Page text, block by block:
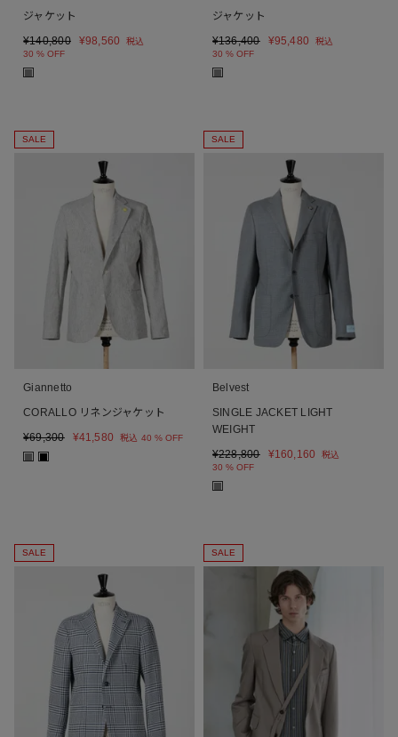
ジャケット
¥140,800 ¥98,560
税込
30 % OFF
■
ジャケット
¥136,400 ¥95,480
税込
30 % OFF
■
SALE
Giannetto
CORALLO リネンジャケット
¥69,300 ¥41,580 税込 40 % OFF
■ ■
SALE
Belvest
SINGLE JACKET LIGHT
WEIGHT
¥228,800 ¥160,160
税込
30 % OFF
■
SALE SALE